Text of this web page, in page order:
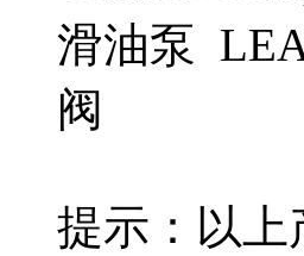
滑油泵
阀
提示：以上